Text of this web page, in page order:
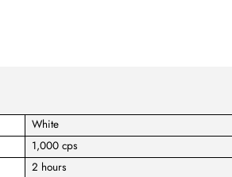
White
1,000 cps
2 hours